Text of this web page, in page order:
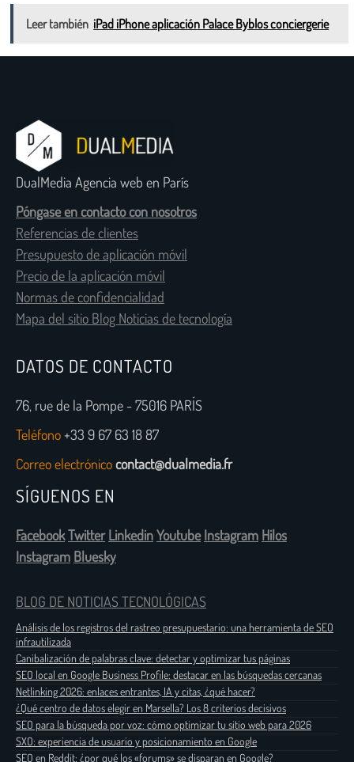
Leer también iPad iPhone aplicación Palace Byblos conciergerie
DualMedia Agencia web en París
Póngase en contacto con nosotros
Referencias de clientes
Presupuesto de aplicación móvil
Precio de la aplicación móvil
Normas de confidencialidad
Mapa del sitio Blog Noticias de tecnología
DATOS DE CONTACTO
76, rue de la Pompe - 75016 PARÍS
Teléfono+33 9 67 63 18 87
Correo electrónicocontact@dualmedia.fr
SÍGUENOS EN
FacebookTwitter LinkedinYoutube Instagram Hilos
Instagram Bluesky
BLOG DE NOTICIAS TECNOLÓGICAS
Análisis de los registros del rastreo presupuestario: una herramienta de SEO
infrautilizada
Canibalización de palabras clave: detectar y optimizar tus páginas
SEO local en Google Business Profile: destacar en las búsquedas cercanas
Netlinking 2026: enlaces entrantes, IA y citas, ¿qué hacer?
¿Qué centro de datos elegir en Marsella? Los 8 criterios decisivos
SEO para la búsqueda por voz: cómo optimizar tu sitio web para 2026
SXO: experiencia de usuario y posicionamiento en Google
SEO en Reddit: ¿por qué los «forums» se disparan en Google?